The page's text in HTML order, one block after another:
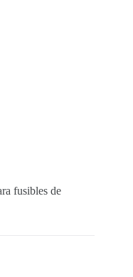
fusibles de